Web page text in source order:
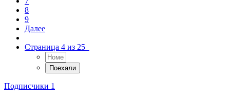
8
9
Далее
Страница 4 из 25
Подписчики 1